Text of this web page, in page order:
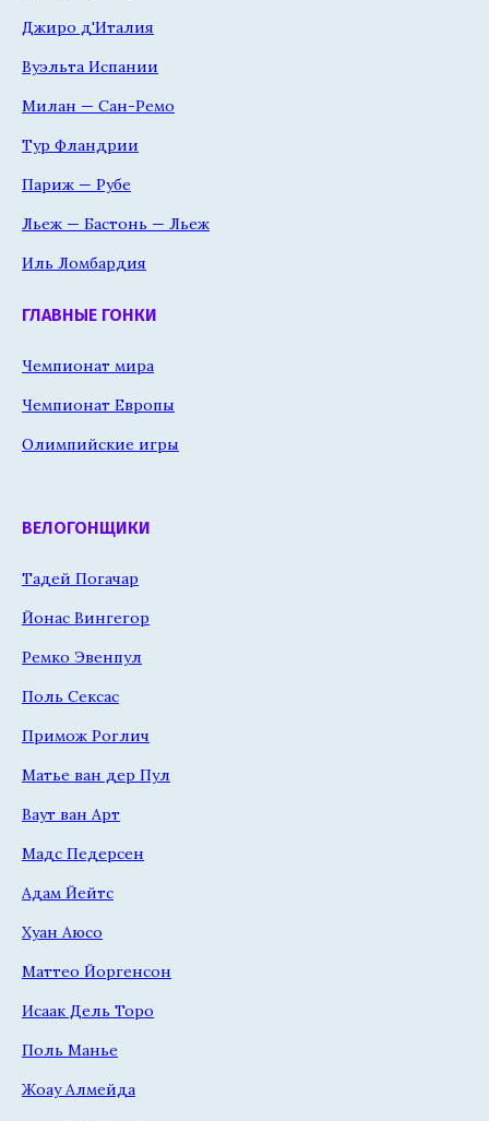
Джиро д'Италия
Вуэльта Испании
Милан — Сан-Ремо
Тур Фландрии
Париж — Рубе
Льеж — Бастонь — Льеж
Иль Ломбардия
ГЛАВНЫЕ ГОНКИ
Чемпионат мира
Чемпионат Европы
Олимпийские игры
ВЕЛОГОНЩИКИ
Тадей Погачар
Йонас Вингегор
Ремко Эвенпул
Поль Сексас
Примож Роглич
Матье ван дер Пул
Ваут ван Арт
Мадс Педерсен
Адам Йейтс
Хуан Аюсо
Маттео Йоргенсон
Исаак Дель Торо
Поль Манье
Жоау Алмейда